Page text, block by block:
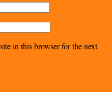
in this browser for the next